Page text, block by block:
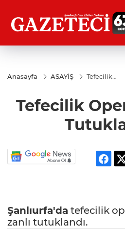
Anasayfa ASAYİŞ
Tefecilik
Tutuklama
Tefecilik
Şanlıurfa'da tefecilik
zanlı tutuklandı.